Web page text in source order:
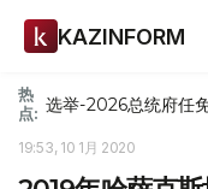
KAZINFORM
热
点: 选举-2026总统府任
19:53, 10 1月 2020